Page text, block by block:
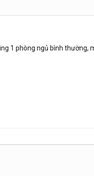
1 phòng ngủ bình thường,